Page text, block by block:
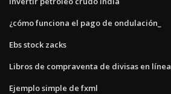
¿cómo funciona el pago de ondulación_
Ebs stock zacks
Libros de compraventa de divisas en línea
Ejemplo simple de fxml